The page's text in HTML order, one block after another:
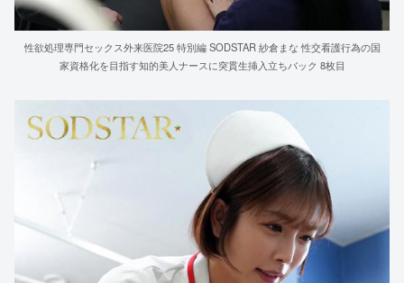
性欲処理専門セックス外来医院25 特別編 SODSTAR 紗倉まな 性交看護行為の国
家資格化を目指す知的美人ナースに突貫生挿入立ちバック 8枚目